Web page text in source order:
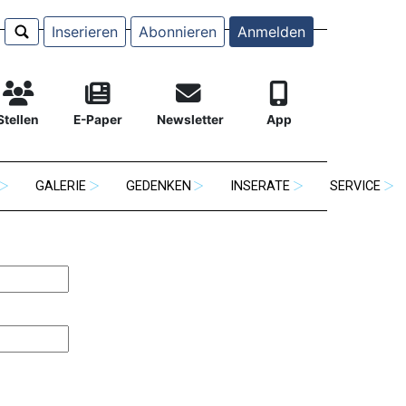
Inserieren Abonnieren Anmelden
E-Paper Newsletter App
GALERIE GEDENKEN INSERATE SERVICE